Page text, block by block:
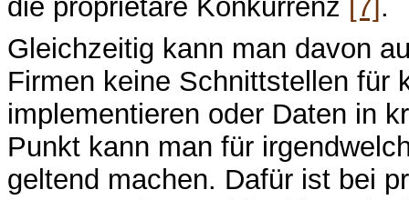
die proprietäre Konkurrenz [7] .
Gleichzeitig kann man davon
Firmen keine Schnittstellen für
implementieren oder Daten in
Punkt kann man für
geltend machen. Dafür ist bei